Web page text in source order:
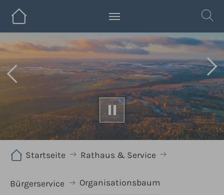
Zurück
Startseite Rathaus & Service
Bürgerservice Organisationsbaum